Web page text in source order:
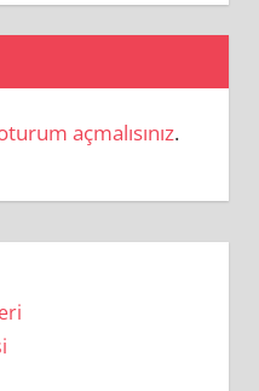
açmalısınız.